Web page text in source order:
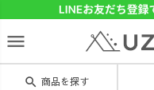
menu
search 商品を探す